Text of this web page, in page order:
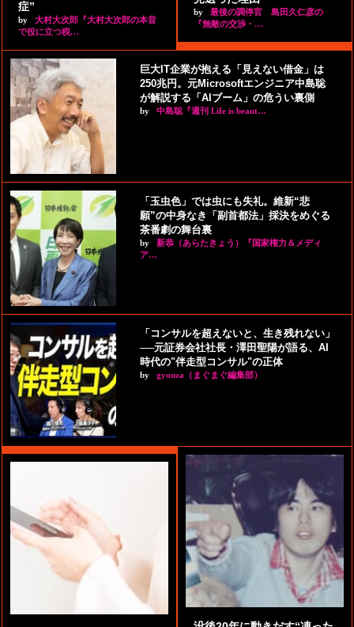
症”
by
大村大次郎『大村大次郎の本音
で役に立つ税…
by
最後の調停官 島田久仁彦の
『無敵の交渉・…
巨大IT企業が抱える「見えない借金」は
250兆円。元Microsoftエンジニア中島聡
が解説する「AIブーム」の危うい裏側
by 中島聡『週刊 Life is beaut…
「玉虫色」では虫にも失礼。維新“悲
願”の中身なき「副首都法」採決をめぐる
茶番劇の舞台裏
by
新恭（あらたきょう）『国家権力＆メディ
ア…
「コンサルを超えないと、生き残れない」
──元証券会社社長・澤田聖陽が語る、AI
時代の"伴走型コンサル"の正体
by gyouza（まぐまぐ編集部）